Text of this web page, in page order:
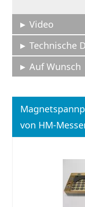
Video
Technische
Auf Wunsch
von HM-